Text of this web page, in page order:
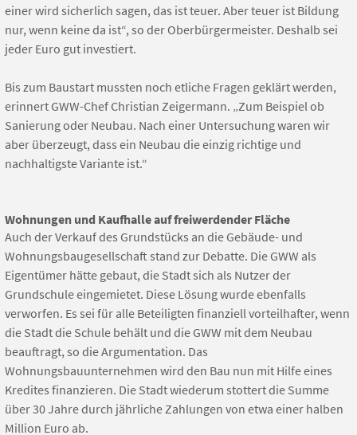
einer wird sicherlich sagen, das ist teuer. Aber teuer ist Bildung
nur, wenn keine da ist“, so der Oberbürgermeister. Deshalb sei
jeder Euro gut investiert.
Bis zum Baustart mussten noch etliche Fragen geklärt werden,
erinnert GWW-Chef Christian Zeigermann. „Zum Beispiel ob
Sanierung oder Neubau. Nach einer Untersuchung waren wir
aber überzeugt, dass ein Neubau die einzig richtige und
nachhaltigste Variante ist.“
Wohnungen und Kaufhalle auf freiwerdender Fläche
Auch der Verkauf des Grundstücks an die Gebäude- und
Wohnungsbaugesellschaft stand zur Debatte. Die GWW als
Eigentümer hätte gebaut, die Stadt sich als Nutzer der
Grundschule eingemietet. Diese Lösung wurde ebenfalls
verworfen. Es sei für alle Beteiligten finanziell vorteilhafter, wenn
die Stadt die Schule behält und die GWW mit dem Neubau
beauftragt, so die Argumentation. Das
Wohnungsbauunternehmen wird den Bau nun mit Hilfe eines
Kredites finanzieren. Die Stadt wiederum stottert die Summe
über 30 Jahre durch jährliche Zahlungen von etwa einer halben
Million Euro ab.